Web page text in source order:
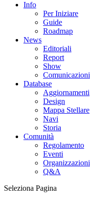
Info
Per Iniziare
Guide
Roadmap
News
Editoriali
Report
Show
Comunicazioni
Database
Aggiornamenti
Design
Mappa Stellare
Navi
Storia
Comunità
Regolamento
Eventi
Organizzazioni
Q&A
Seleziona Pagina